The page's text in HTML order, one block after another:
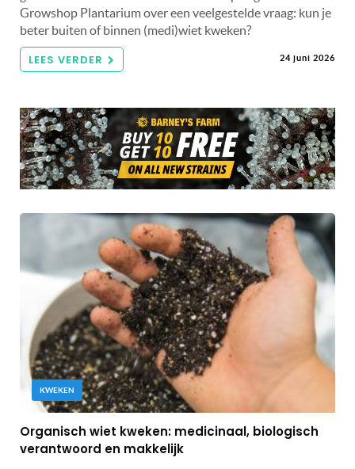
Growshop Plantarium over een veelgestelde vraag: kun je
beter buiten of binnen (medi)wiet kweken?
LEES VERDER 24 juni 2026
KWEKEN
Organisch wiet kweken: medicinaal, biologisch
verantwoord en makkelijk